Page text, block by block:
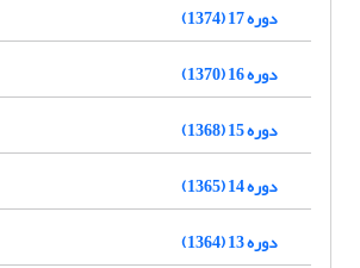
دوره 17 (1374)
دوره 16 (1370)
دوره 15 (1368)
دوره 14 (1365)
دوره 13 (1364)